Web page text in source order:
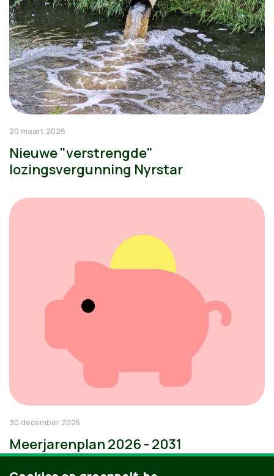
20 maart 2026
Nieuwe "verstrengde"
lozingsvergunning Nyrstar
30 december 2025
Meerjarenplan 2026 - 2031